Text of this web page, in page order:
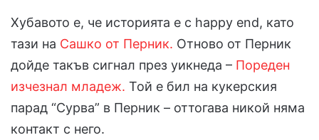
Хубавото е, че историята е с happy end, като
тази на Сашко от Перник. Отново от Перник
дойде такъв сигнал през уикнеда – Пореден
изчезнал младеж. Той е бил на кукерския
парад “Сурва” в Перник – оттогава никой няма
контакт с него.